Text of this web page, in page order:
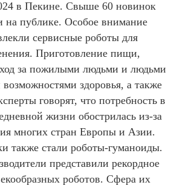
в Пекине. Свыше 60 новинок
на публике. Особое внимание
сервисные роботы для
Приготовление пищи,
за пожилыми людьми и людьми
здоровья, а также
говорят, что потребность в
жизни обострилась из-за
многих стран Европы и Азии.
также стали роботы-гуманоиды.
представили рекордное
роботов. Сфера их